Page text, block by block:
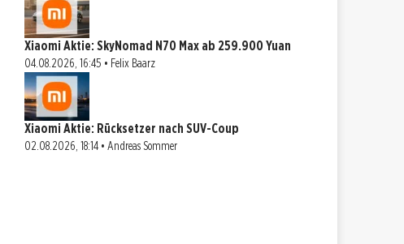
Xiaomi Aktie: SkyNomad N70 Max ab 259.900 Yuan
04.08.2026, 16:45 • Felix Baarz
Xiaomi Aktie: Rücksetzer nach SUV-Coup
02.08.2026, 18:14 • Andreas Sommer